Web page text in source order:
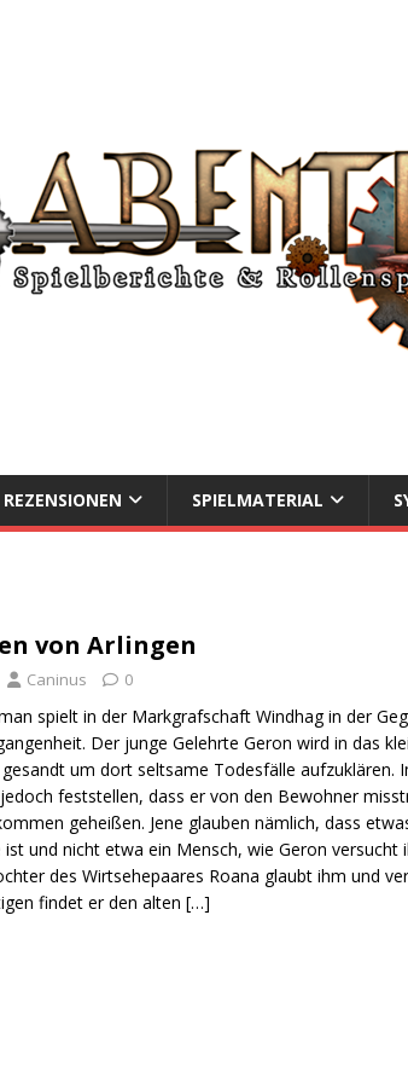
REZENSIONEN SPIELMATERIAL
von Arlingen
Caninus 0
spielt in der Markgrafschaft Windhag in der
Der junge Gelehrte Geron wird in das
um dort seltsame Todesfälle aufzuklären.
feststellen, dass er von den Bewohner
geheißen. Jene glauben nämlich, dass
und nicht etwa ein Mensch, wie Geron versucht
des Wirtsehepaares Roana glaubt ihm und
findet er den alten[…]